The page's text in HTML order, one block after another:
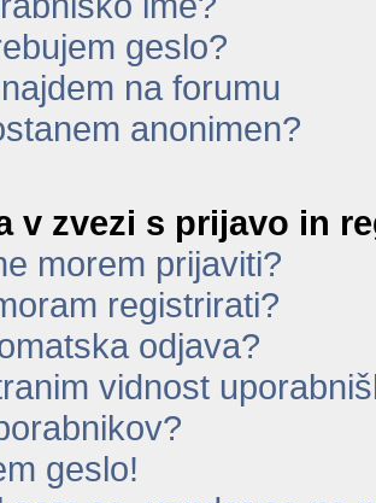
geslo?
na forumu
anonimen?
v zvezi s prijavo in
morem prijaviti?
registrirati?
odjava?
vidnost
geslo!